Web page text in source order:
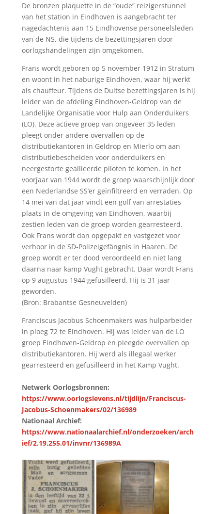
De bronzen plaquette in de “oude” reizigerstunnel
van het station in Eindhoven is aangebracht ter
nagedachtenis aan 15 Eindhovense personeelsleden
van de NS, die tijdens de bezettingsjaren door
oorlogshandelingen zijn omgekomen.
Frans wordt geboren op 5 november 1912 in Stratum
en woont in het naburige Eindhoven, waar hij werkt
als chauffeur. Tijdens de Duitse bezettingsjaren is hij
leider van de afdeling Eindhoven-Geldrop van de
Landelijke Organisatie voor Hulp aan Onderduikers
(LO). Deze actieve groep van ongeveer 35 leden
pleegt onder andere overvallen op de
distributiekantoren in Geldrop en Mierlo om aan
distributiebescheiden voor onderduikers en
neergestorte geallieerde piloten te komen. In het
voorjaar van 1944 wordt de groep waarschijnlijk door
een Nederlandse SS’er geïnfiltreerd en verraden. Op
14 mei van dat jaar vindt een golf van arrestaties
plaats in de omgeving van Eindhoven, waarbij
zestien leden van de groep worden gearresteerd.
Ook Frans wordt dan opgepakt en vastgezet voor
verhoor in de SD-Polizeigefängnis in Haaren. De
groep wordt er ter dood veroordeeld en niet lang
daarna naar kamp Vught gebracht. Daar wordt Frans
op 9 augustus 1944 gefusilleerd. Hij is 31 jaar
geworden.
(Bron: Brabantse Gesneuvelden)
Franciscus Jacobus Schoenmakers was hulparbeider
in ploeg 72 te Eindhoven. Hij was leider van de LO
groep Eindhoven-Geldrop en pleegde overvallen op
distributiekantoren. Hij werd als illegaal werker
gearresteerd en gefusilleerd in het Kamp Vught.
Netwerk Oorlogsbronnen:
https://www.oorlogslevens.nl/tijdlijn/Franciscus-
Jacobus-Schoenmakers/02/136989
Nationaal Archief:
https://www.nationaalarchief.nl/onderzoeken/arch
ief/2.19.255.01/invnr/136989A